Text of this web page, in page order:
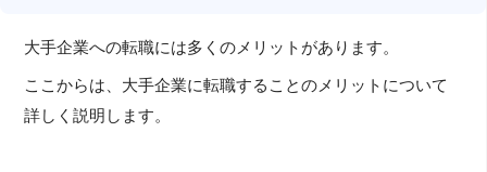
大手企業への転職には多くのメリットがあります。
ここからは、大手企業に転職することのメリットについて
詳しく説明します。